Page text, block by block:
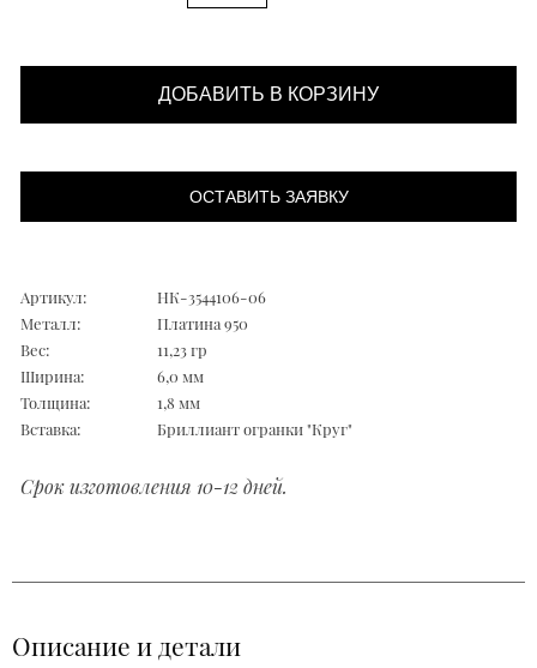
ДОБАВИТЬ В КОРЗИНУ
ОСТАВИТЬ ЗАЯВКУ
Артикул:
НК-3544106-06
Металл:
Платина 950
Вес:
11,23 гр
Ширина:
6,0 мм
Толщина:
1,8 мм
Вставка:
Бриллиант огранки "Круг"
Срок изготовления 10-12 дней.
Описание и детали